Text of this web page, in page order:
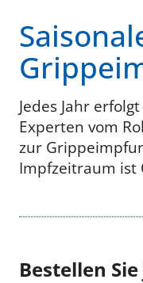
Jedes Jahr
Experten vom
zur
Impfzeitraum ist
Bestellen